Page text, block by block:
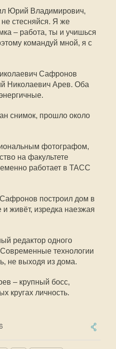
Юрий Владимирович,
стесняйся. Я же
– работа, ты и учишься
командуй мной, я с
Сафронов
Николаевич Арев. Оба
снимок, прошло около
фотографом,
на факультете
работает в ТАСС
построил дом в
и живёт, изредка наезжая
редактор одного
технологии
не выходя из дома.
– крупный босс,
кругах личность.